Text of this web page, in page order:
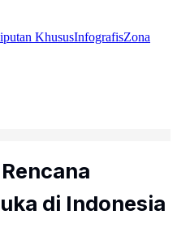
KhususInfografisZona
di Indonesia